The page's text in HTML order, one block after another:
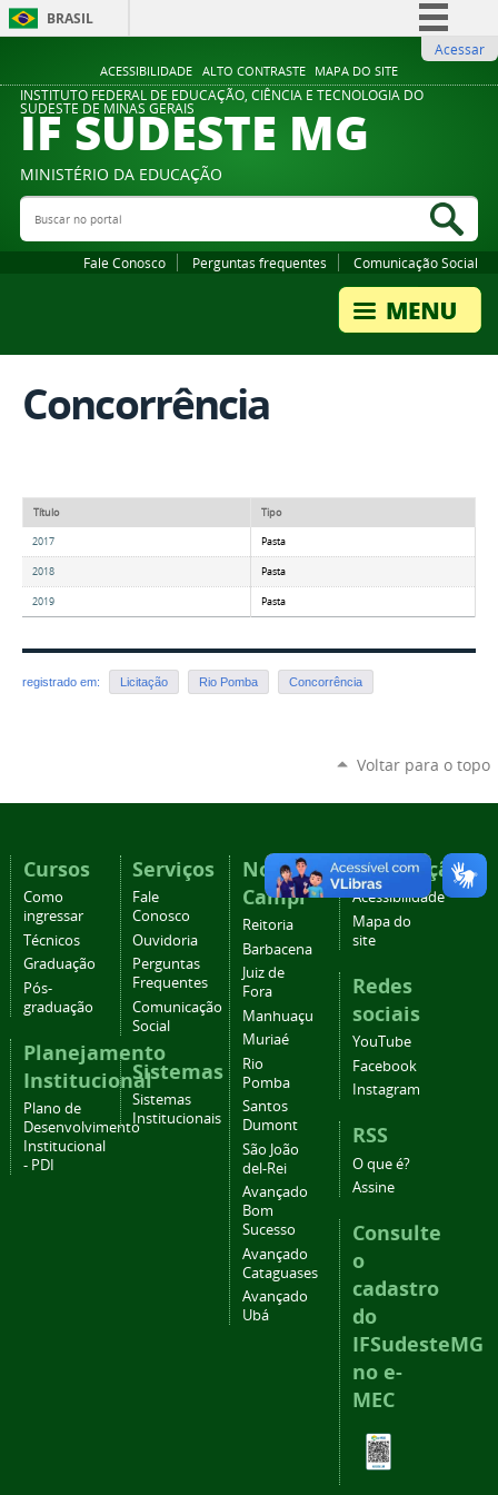
ACESSIBILIDADE ALTO CONTRASTE MAPA DO SITE
BRASIL
Comunica BR
Participe
Legislação
Acessar
INSTITUTO FEDERAL DE EDUCAÇÃO, CIÊNCIA E TECNOLOGIA DO
SUDESTE DE MINAS GERAIS
IF SUDESTE MG
MINISTÉRIO DA EDUCAÇÃO
Buscar no portal
Fale Conosco Perguntas frequentes Comunicação Social
Concorrência
Título Tipo
2017 Pasta
2018 Pasta
2019 Pasta
registrado em: Licitação Rio Pomba Concorrência
Voltar para o topo
Cursos
Como
ingressar
Técnicos
Graduação
Pós-
graduação
Planejamento
Institucional
Plano de
Desenvolvimento
Institucional
- PDI
Serviços
Fale
Conosco
Ouvidoria
Perguntas
Frequentes
Comunicação
Social
Sistemas
Sistemas
Institucionais
Nossos
Campi
Reitoria
Barbacena
Juiz de
Fora
Manhuaçu
Muriaé
Rio
Pomba
Santos
Dumont
São João
del-Rei
Avançado
Bom
Sucesso
Avançado
Cataguases
Avançado
Ubá
Navegação
Acessibilidade
Mapa do
site
Redes
sociais
YouTube
Facebook
Instagram
RSS
O que é?
Assine
Consulte
o
cadastro
do
IFSudesteMG
no e-
MEC